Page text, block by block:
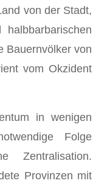
von der Stadt,
Bauernvölker von
vom Okzident
in wenigen
Folge
Zentralisation.
Provinzen mit